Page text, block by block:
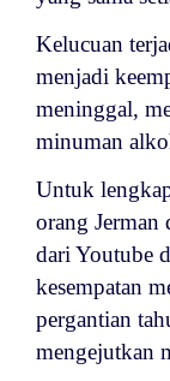
Kelucuan
menjadi
meninggal,
minuman
Untuk
orang Jerman
dari Youtube
kesempatan
pergantian
mengejutkan